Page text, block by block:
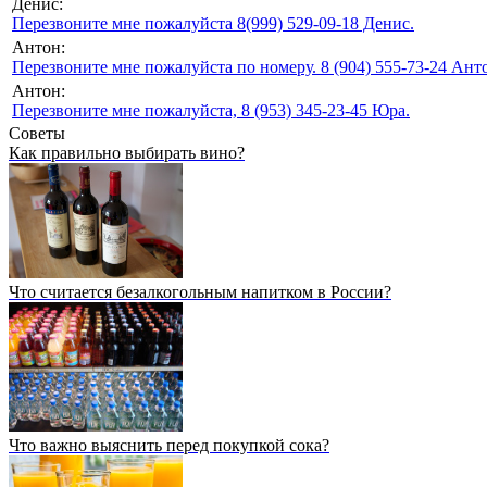
Перезвоните мне пожалуйста 8(999) 529-09-18 Денис.
Антон:
Перезвоните мне пожалуйста по номеру. 8 (904) 555-73-24
Антон:
Перезвоните мне пожалуйста, 8 (953) 345-23-45 Юра.
Советы
Как правильно выбирать вино?
Что считается безалкогольным напитком в России?
Что важно выяснить перед покупкой сока?